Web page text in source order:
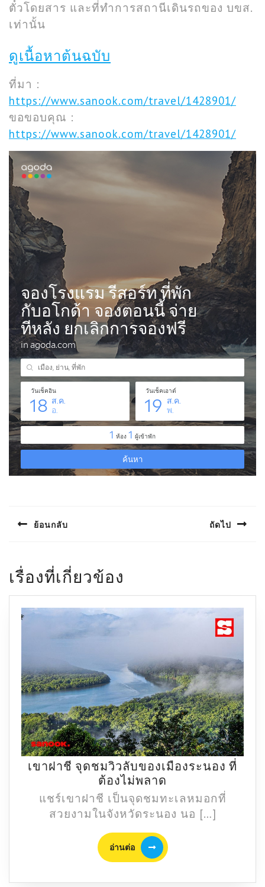
ตั๋วโดยสาร และที่ทำการสถานีเดินรถของ บขส.
เท่านั้น
ดูเนื้อหาต้นฉบับ
ที่มา :
https://www.sanook.com/travel/1428901/
ขอขอบคุณ :
https://www.sanook.com/travel/1428901/
เรื่องย้อนกลับ ถัดไป
เรื่องที่เกี่ยวข้อง
เขาฝาชี จุดชมวิวลับของเมืองระนอง ที่
ต้องไม่พลาด
ฝาชี
จุด
ชม
ลับ
เมือง
แชร์เขาฝาชี เป็นจุดชมทะเลหมอกที่
สวยงามในจังหวัดระนอง นอ […]
อ่านต่อ
อ่าน
ต่อ